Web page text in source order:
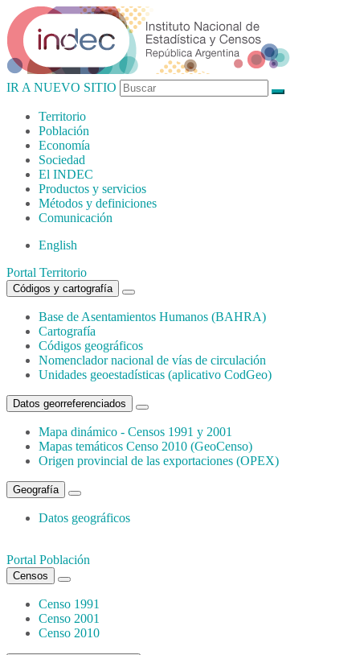
IR A NUEVO SITIO
Territorio
Población
Economía
Sociedad
El INDEC
Productos y servicios
Métodos y definiciones
Comunicación
English
Portal Territorio
Códigos y cartografía
Base de Asentamientos Humanos (BAHRA)
Cartografía
Códigos geográficos
Nomenclador nacional de vías de circulación
Unidades geoestadísticas (aplicativo CodGeo)
Datos georreferenciados
Mapa dinámico - Censos 1991 y 2001
Mapas temáticos Censo 2010 (GeoCenso)
Origen provincial de las exportaciones (OPEX)
Geografía
Datos geográficos
Portal Población
Censos
Censo 1991
Censo 2001
Censo 2010